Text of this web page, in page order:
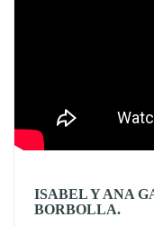
ISABEL Y ANA
BORBOLLA.